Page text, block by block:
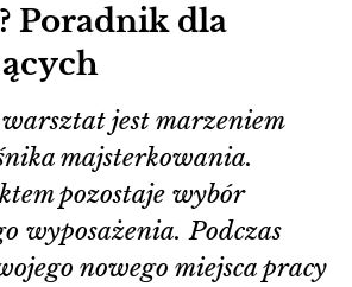
Poradnik dla
jest marzeniem
majsterkowania.
pozostaje wybór
wyposażenia. Podczas
nowego miejsca pracy